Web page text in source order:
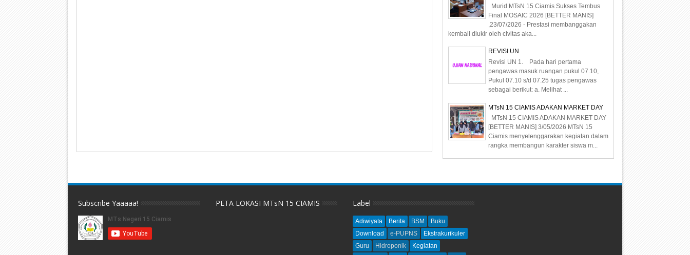
Murid MTsN 15 Ciamis Sukses Tembus
Final MOSAIC 2026 [BETTER MANIS]
,23/07/2026 - Prestasi membanggakan
kembali diukir oleh civitas aka...
REVISI UN
Revisi UN 1. Pada hari pertama
pengawas masuk ruangan pukul 07.10,
Pukul 07.10 s/d 07.25 tugas pengawas
sebagai berikut: a. Melihat ...
MTsN 15 CIAMIS ADAKAN MARKET DAY
MTsN 15 CIAMIS ADAKAN MARKET DAY
[BETTER MANIS] 3/05/2026 MTsN 15
Ciamis menyelenggarakan kegiatan dalam
rangka membangun karakter siswa m...
Subscribe Yaaaaa! PETA LOKASI MTsN 15 CIAMIS Label
Adiwiyata Berita BSM
Buku
Download
e-PUPNS
Ekstrakurikuler
Guru
Hidroponik
Kegiatan